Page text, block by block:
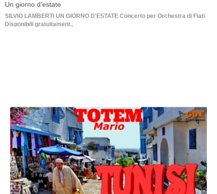
Un giorno d'estate
SILVIO LAMBERTI UN GIORNO D'ESTATE Concerto per Orchestra di Fiati
Disponibili gratuitament..